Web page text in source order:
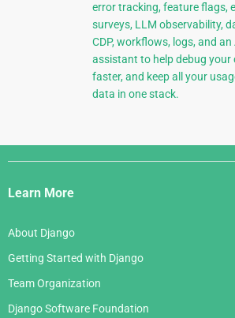
error tracking, feature flags,
surveys, LLM observability,
CDP, workflows, logs, and
assistant to help debug your
faster, and keep all your
data in one stack.
Django
Links
Learn More
About Django
Getting Started with Django
Team Organization
Django Software Foundation